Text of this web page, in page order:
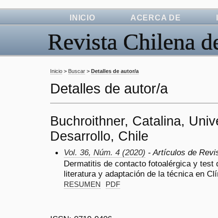
Revista Chilena
INICIO ACERCA DE
Inicio > Buscar > Detalles de autor/a
Detalles de autor/a
Buchroithner, Catalina,
Desarrollo, Chile
Vol. 36, Núm. 4 (2020) - Artículos de
Dermatitis de contacto fotoalérgica y test
literatura y adaptación de la técnica en
RESUMEN PDF